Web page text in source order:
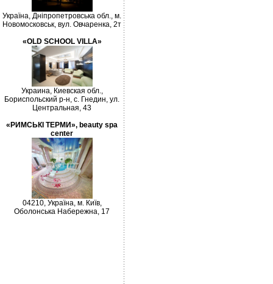
Україна, Дніпропетровська обл., м.
Новомосковськ, вул. Овчаренка, 2т
«OLD SCHOOL VILLA»
Украина, Киевская обл.,
Бориспольский р-н, с. Гнедин, ул.
Центральная, 43
«РИМСЬКІ ТЕРМИ», beauty spa
center
04210, Україна, м. Київ,
Оболонська Набережна, 17